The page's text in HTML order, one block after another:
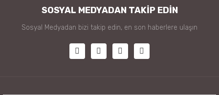
SOSYAL MEDYADAN TAKİP EDİN
Sosyal Medyadan bizi takip edin, en son haberlere ulaşın